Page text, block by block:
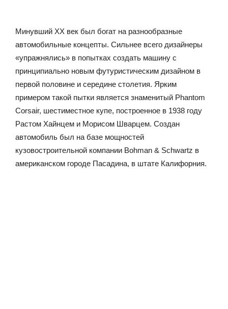
Минувший XX век был богат на разнообразные
автомобильные концепты. Сильнее всего дизайнеры
«упражнялись» в попытках создать машину с
принципиально новым футуристическим дизайном в
первой половине и середине столетия. Ярким
примером такой пытки является знаменитый Phantom
Corsair, шестиместное купе, построенное в 1938 году
Растом Хайнцем и Морисом Шварцем. Создан
автомобиль был на базе мощностей
кузовостроительной компании Bohman & Schwartz в
американском городе Пасадина, в штате Калифорния.